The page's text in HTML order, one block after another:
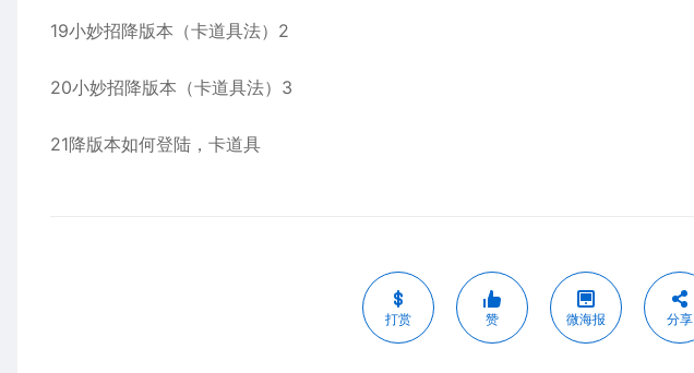
19小妙招降版本（卡道具法）2
20小妙招降版本（卡道具法）3
21降版本如何登陆，卡道具
打赏 赞 微海报 分享